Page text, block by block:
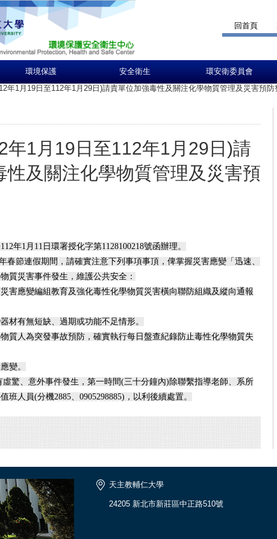
回首頁
環境保護 安全衛生 環安衛委員會
年1月19日至112年1月29日)請貴單位加強毒性及關注化學物質管理及災害預防
年1月19日至112年1月29日)請
性及關注化學物質管理及災害預
年1月11日環署授化字第1128100218號函辦理。
春節連假期間，請確實注意下列事項事頂，俾掌握災害應變「迅速、
質災害事件發生，維護公共安全：
應變編組教育及強化毒性化學物質災害橫向聯防組織及縱向通報
有無短缺、過期或功能不足情形。
人為突發事故預防，確實執行每日盤查紀錄防止毒性化學物質失
變。
驚、意外事件發生，第一時間(三十分鐘內)除聯繫指導老師、系所
班人員(分機2885、0905298885)，以利後續處置。
天主教輔仁大學
24205 新北市新莊區中正路510號